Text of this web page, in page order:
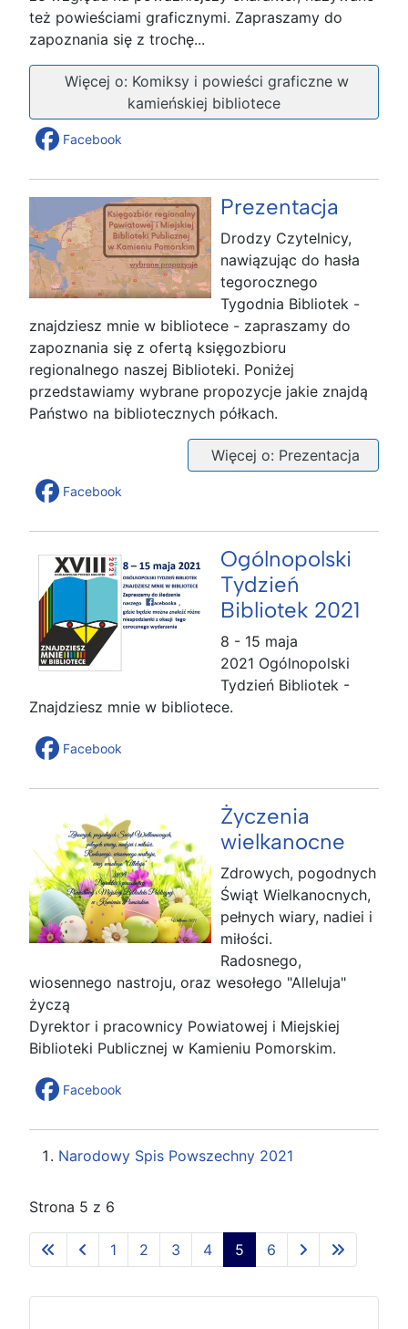
też powieściami graficznymi. Zapraszamy do
zapoznania się z trochę...
Więcej o: Komiksy i powieści graficzne w
kamieńskiej bibliotece
Facebook
Prezentacja
Drodzy Czytelnicy,
nawiązując do hasła
tegorocznego
Tygodnia Bibliotek -
znajdziesz mnie w bibliotece - zapraszamy do
zapoznania się z ofertą księgozbioru
regionalnego naszej Biblioteki. Poniżej
przedstawiamy wybrane propozycje jakie znajdą
Państwo na bibliotecznych półkach.
Więcej o: Prezentacja
Facebook
Ogólnopolski
Tydzień
Bibliotek 2021
8 - 15 maja
2021 Ogólnopolski
Tydzień Bibliotek -
Znajdziesz mnie w bibliotece.
Facebook
Życzenia
wielkanocne
Zdrowych, pogodnych
Świąt Wielkanocnych,
pełnych wiary, nadiei i
miłości.
Radosnego,
wiosennego nastroju, oraz wesołego "Alleluja"
życzą
Dyrektor i pracownicy Powiatowej i Miejskiej
Biblioteki Publicznej w Kamieniu Pomorskim.
Facebook
Narodowy Spis Powszechny 2021
Strona 5 z 6
1 2 3 4 5 6